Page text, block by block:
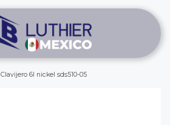
Clavijero 6l nickel sds510-05